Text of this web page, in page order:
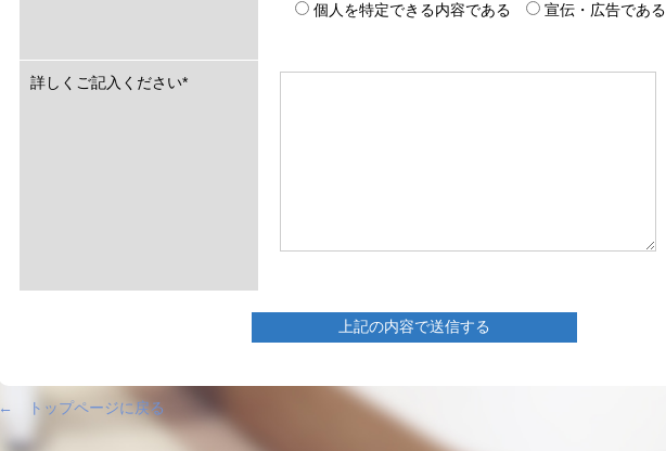
個人を特定できる内容である
宣伝・広告である
詳しくご記入ください*
← トップページに戻る